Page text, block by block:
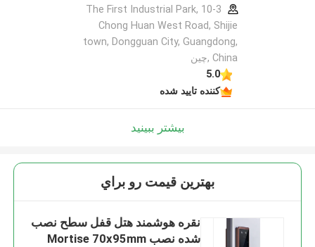
10-3 The First Industrial Park,
Chong Huan West Road, Shijie
town, Dongguan City, Guangdong,
China ,چین
5.0
کننده تایید شده
بیشتر ببینید
بهترين قيمت رو براي
نقره هوشمند هتل قفل سطح نصب
شده نصب Mortise 70x95mm